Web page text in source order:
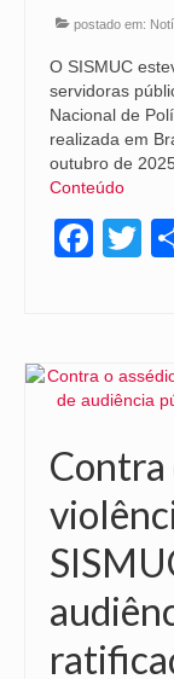
postado em:
O SISMUC
servidoras
Nacional de
realizada em
outubro de
Conteúdo
Contra